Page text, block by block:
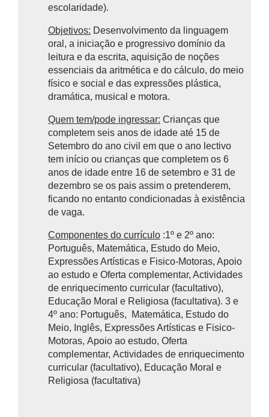
escolaridade).
Objetivos: Desenvolvimento da linguagem
oral, a iniciação e progressivo domínio da
leitura e da escrita, aquisição de noções
essenciais da aritmética e do cálculo, do meio
físico e social e das expressões plástica,
dramática, musical e motora.
Quem tem/pode ingressar: Crianças que
completem seis anos de idade até 15 de
Setembro do ano civil em que o ano lectivo
tem início ou crianças que completem os 6
anos de idade entre 16 de setembro e 31 de
dezembro se os pais assim o pretenderem,
ficando no entanto condicionadas à existência
de vaga.
Componentes do currículo :1º e 2º ano:
Português, Matemática, Estudo do Meio,
Expressões Artísticas e Fisico-Motoras, Apoio
ao estudo e Oferta complementar, Actividades
de enriquecimento curricular (facultativo),
Educação Moral e Religiosa (facultativa). 3 e
4º ano: Português, Matemática, Estudo do
Meio, Inglês, Expressões Artísticas e Fisico-
Motoras, Apoio ao estudo, Oferta
complementar, Actividades de enriquecimento
curricular (facultativo), Educação Moral e
Religiosa (facultativa)